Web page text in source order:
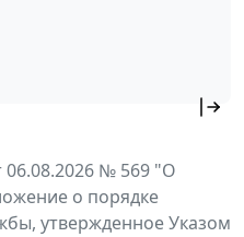
06.08.2026 № 569 "О
о порядке
утвержденное Указом